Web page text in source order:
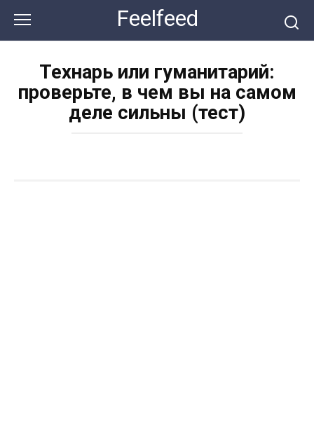
контенту
Feelfeed
Технарь или гуманитарий:
проверьте, в чем вы на самом
деле сильны (тест)